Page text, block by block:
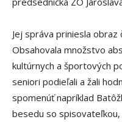
Jej správa priniesla obraz
Obsahovala množstvo
kultúrnych a športových
seniori podieľali a žali
spomenúť napríklad
besedu so